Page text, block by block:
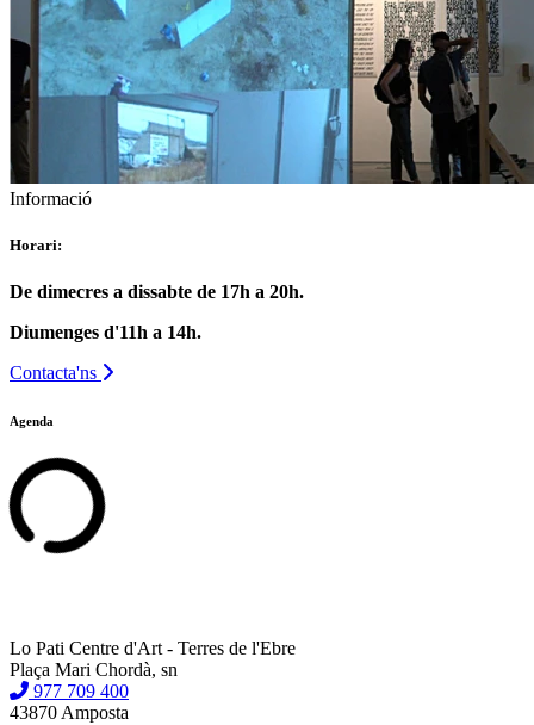
Informació
Horari:
De dimecres a dissabte de 17h a 20h.
Diumenges d'11h a 14h.
Contacta'ns
Agenda
Lo Pati Centre d'Art - Terres de l'Ebre
Plaça Mari Chordà, sn
977 709 400
43870 Amposta